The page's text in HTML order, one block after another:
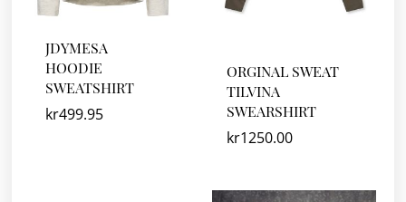
JDYMESA
HOODIE
SWEATSHIRT
kr499.95
ORGINAL SWEAT
TILVINA
SWEARSHIRT
kr1250.00